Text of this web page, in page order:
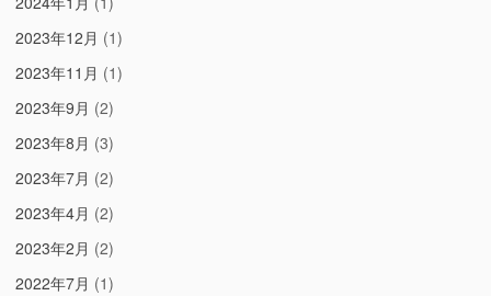
2023年12月 (1)
2023年11月 (1)
2023年9月 (2)
2023年8月 (3)
2023年7月 (2)
2023年4月 (2)
2023年2月 (2)
2022年7月 (1)